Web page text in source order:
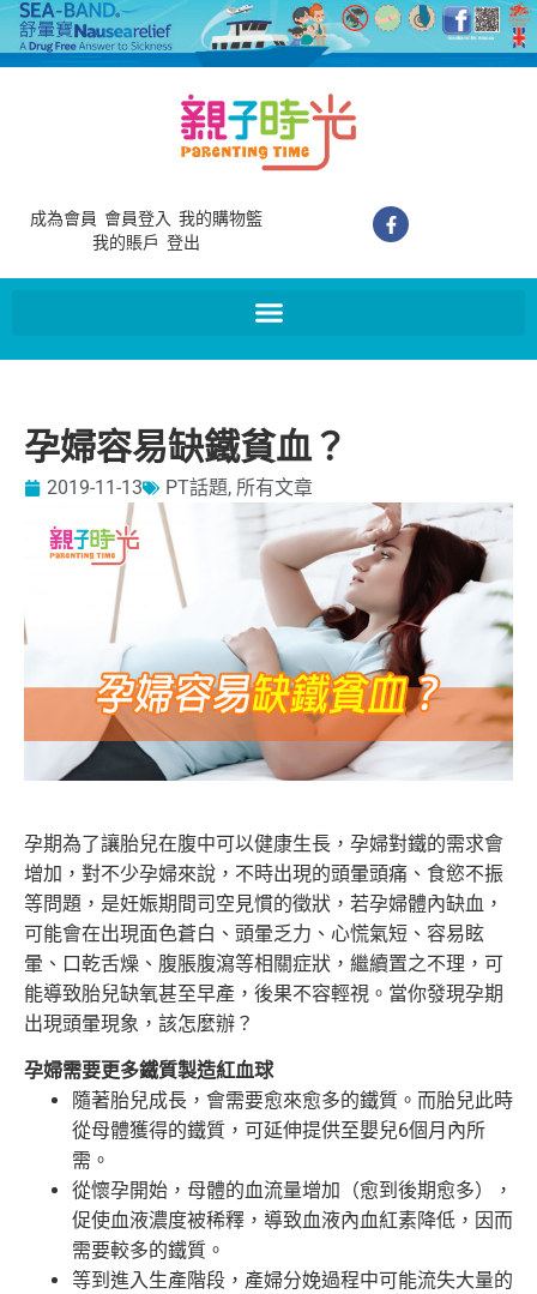
成為會員 會員登入 我的購物籃
我的賬戶 登出
孕婦容易缺鐵貧血？
2019-11-13 PT話題, 所有文章
孕期為了讓胎兒在腹中可以健康生長，孕婦對鐵的需求會
增加，對不少孕婦來說，不時出現的頭暈頭痛、食慾不振
等問題，是妊娠期間司空見慣的徵狀，若孕婦體內缺血，
可能會在出現面色蒼白、頭暈乏力、心慌氣短、容易眩
暈、口乾舌燥、腹脹腹瀉等相關症狀，繼續置之不理，可
能導致胎兒缺氧甚至早產，後果不容輕視。當你發現孕期
出現頭暈現象，該怎麼辦？
孕婦需要更多鐵質製造紅血球
隨著胎兒成長，會需要愈來愈多的鐵質。而胎兒此時
從母體獲得的鐵質，可延伸提供至嬰兒6個月內所
需。
從懷孕開始，母體的血流量增加（愈到後期愈多），
促使血液濃度被稀釋，導致血液內血紅素降低，因而
需要較多的鐵質。
等到進入生產階段，產婦分娩過程中可能流失大量的